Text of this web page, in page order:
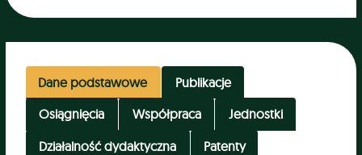
Dane podstawowe
Publikacje
Osiągnięcia
Współpraca
Jednostki
Działalność dydaktyczna
Patenty